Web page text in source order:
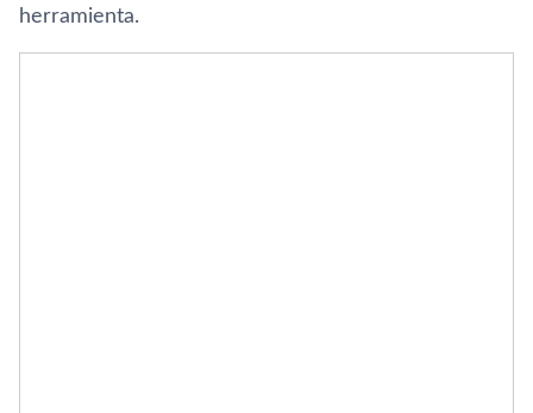
herramienta.